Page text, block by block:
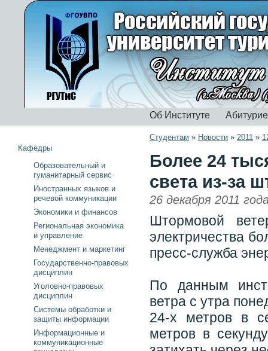
Об Институте
Студентам » Новости » 2011 »
Более 24
света из-за
26 декабря 2011
Штормовой
электричества
пресс-служба
По данным
ветра с утра
24-х метров в
метров в
Кафедры
Образовательный и
гуманитарный сервис
Иностранных языков и
речевой коммуникации
Экономики и финансов
Региональная экономика
и управление
Менеджмент и маркетинг
Государственно-правовых
дисциплин
Уголовно-правовых
дисциплин
Системы обработки и
защиты информации
Информационные и
коммуникационные